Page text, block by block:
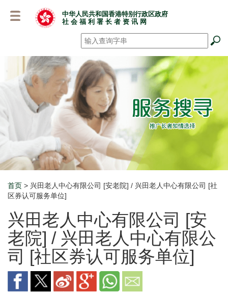
中华人民共和国香港特别行政区政府
社 会 福 利 署 长 者 资 讯 网
搜寻 *
Breadcrumb
首页 > 兴田老人中心有限公司 [安老院] / 兴田老人中心有限公司 [社
区券认可服务单位]
兴田老人中心有限公司 [安
老院] / 兴田老人中心有限公
司 [社区券认可服务单位]